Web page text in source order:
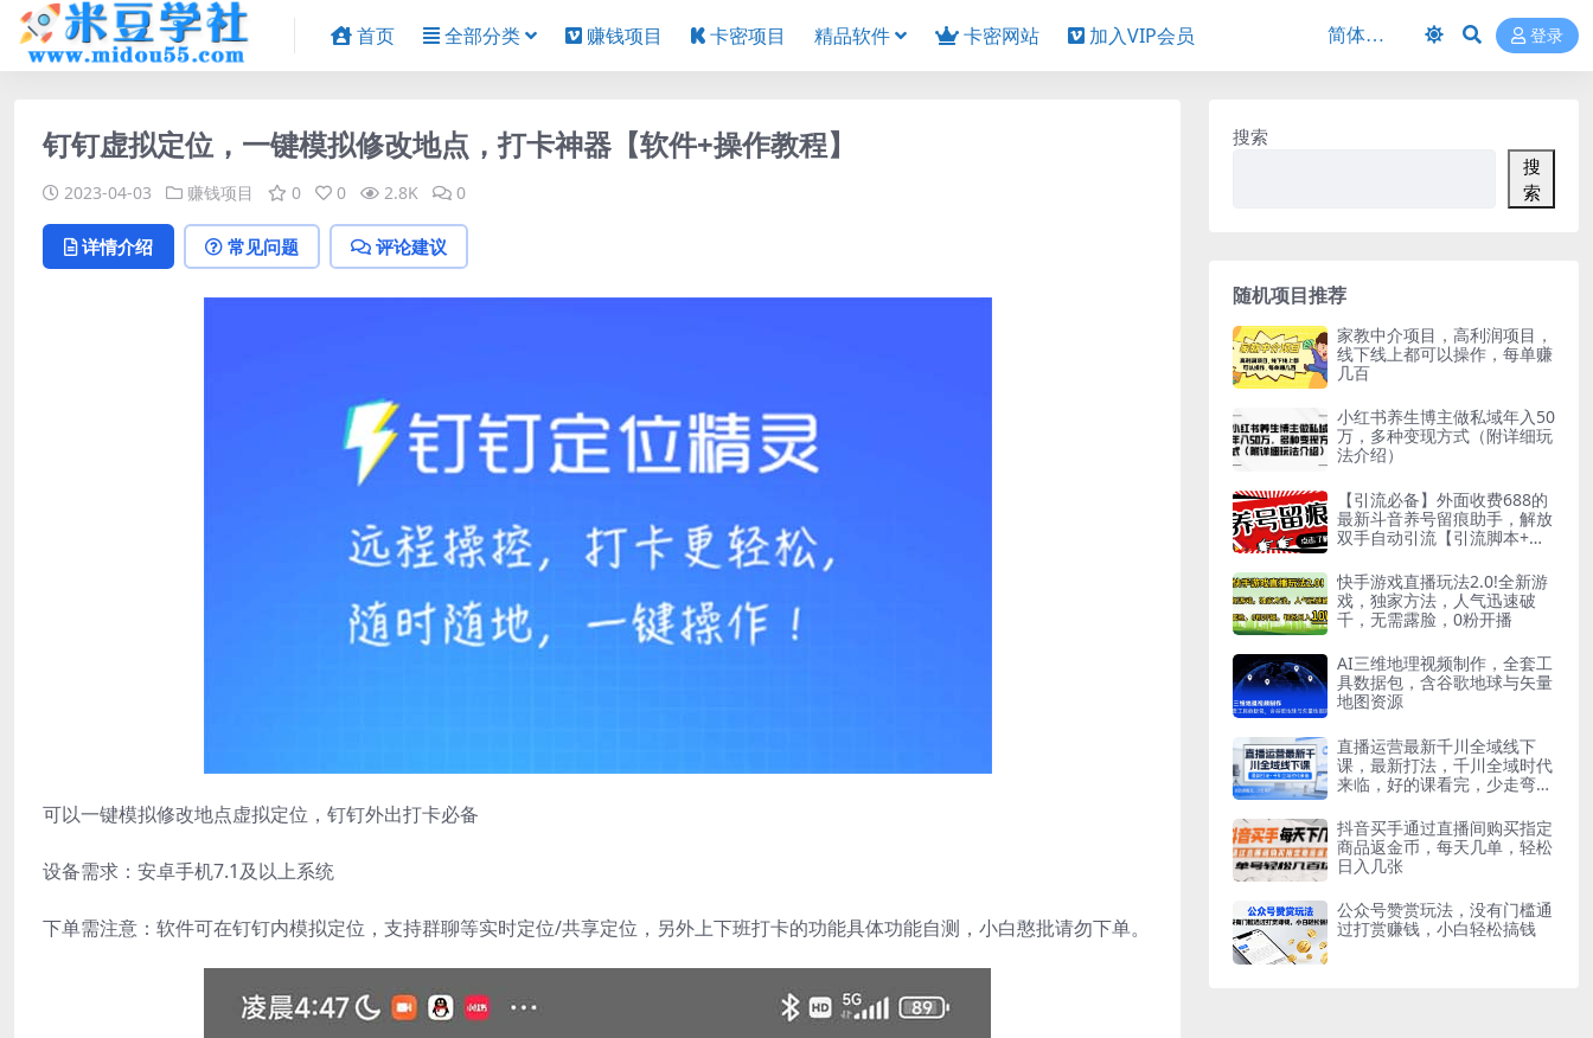
首页 全部分类 赚钱项目 卡密项目 精品软件 卡密网站 加入VIP会员 登录
钉钉虚拟定位，一键模拟修改地点，打卡神器【软件+操作教程】
2023-04-03 赚钱项目 0 0 2.8K 0
详情介绍 常见问题 评论建议
可以一键模拟修改地点虚拟定位，钉钉外出打卡必备
设备需求：安卓手机7.1及以上系统
下单需注意：软件可在钉钉内模拟定位，支持群聊等实时定位/共享定位，另外上下班打卡的功能具体功能自测，小白憨批请勿下单。
搜索
搜
索
随机项目推荐
家教中介项目，高利润项目，
线下线上都可以操作，每单赚
几百
小红书养生博主做私域年入50
万，多种变现方式（附详细玩
法介绍）
【引流必备】外面收费688的
最新斗音养号留痕助手，解放
双手自动引流【引流脚本+使
快手游戏直播玩法2.0!全新游
戏，独家方法，人气迅速破
千，无需露脸，0粉开播
AI三维地理视频制作，全套工
具数据包，含谷歌地球与矢量
地图资源
直播运营最新千川全域线下
课，最新打法，千川全域时代
来临，好的课看完，少走弯路
抖音买手通过直播间购买指定
商品返金币，每天几单，轻松
日入几张
公众号赞赏玩法，没有门槛通
过打赏赚钱，小白轻松搞钱